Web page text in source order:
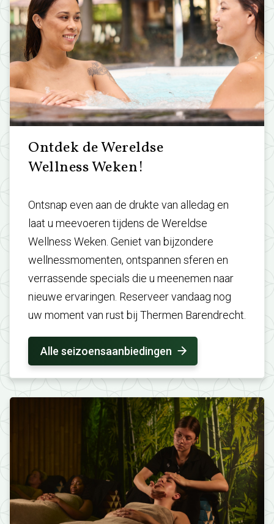
Ontdek de Wereldse
Wellness Weken!
Ontsnap even aan de drukte van alledag en
laat u meevoeren tijdens de Wereldse
Wellness Weken. Geniet van bijzondere
wellnessmomenten, ontspannen sferen en
verrassende specials die u meenemen naar
nieuwe ervaringen. Reserveer vandaag nog
uw moment van rust bij Thermen Barendrecht.
Alle seizoensaanbiedingen